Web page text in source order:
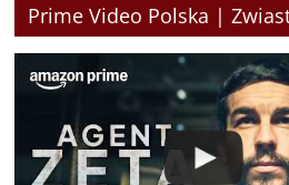
Prime Video Polska |